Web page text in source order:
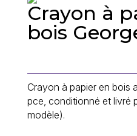
Crayon à
bois
Crayon à papier en bois
pce, conditionné et livré
modèle).